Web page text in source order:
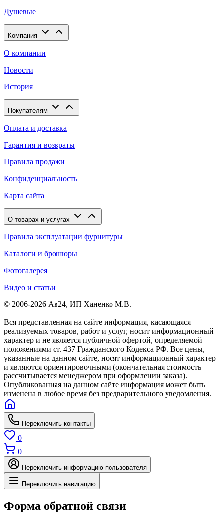
Душевые
Компания
О компании
Новости
История
Покупателям
Оплата и доставка
Гарантия и возвраты
Правила продажи
Конфиденциальность
Карта сайта
О товарах и услугах
Правила эксплуатации фурнитуры
Каталоги и брошюры
Фотогалерея
Видео и статьи
© 2006-2026 Ав24, ИП Ханенко М.В.
Вся представленная на сайте информация, касающаяся
реализуемых товаров, работ и услуг, носит информационный
характер и не является публичной офертой, определяемой
положениями ст. 437 Гражданского Кодекса РФ. Все цены,
указанные на данном сайте, носят информационный характер
и являются ориентировочными (окончательная стоимость
рассчитывается менеджером при оформлении заказа).
Опубликованная на данном сайте информация может быть
изменена в любое время без предварительного уведомления.
Переключить контакты
0
0
Переключить информацию пользователя
Переключить навигацию
Форма обратной связи